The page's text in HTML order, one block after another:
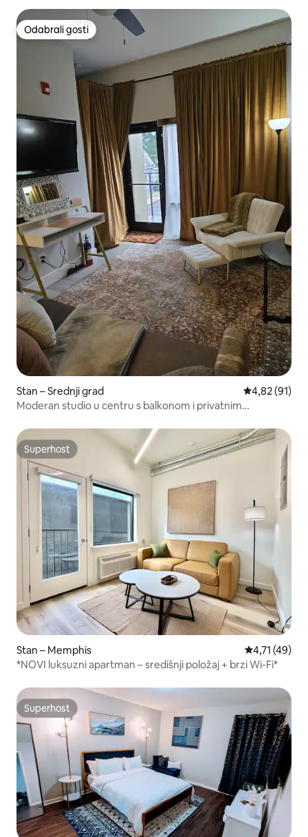
Odabrali gosti
Odabrali gosti
Stan – Srednji grad Prosječna
4,82 (91)
Moderan studio u centru s balkonom i privatnim
Superhost
Superhost
Stan – Memphis Prosječna
4,71 (49)
*NOVI luksuzni apartman – središnji položaj + brzi Wi-Fi*
Superhost
Superhost